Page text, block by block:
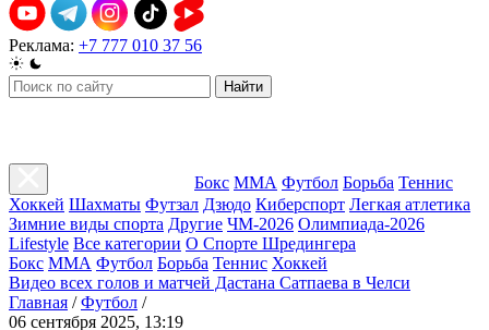
Реклама: +7 777 010 37 56
Найти
Бокс ММА Футбол Борьба Теннис
Хоккей Шахматы Футзал Дзюдо Киберспорт Легкая атлетика
Зимние виды спорта Другие ЧМ-2026 Олимпиада-2026
Lifestyle Все категории О Спорте Шредингера
Бокс ММА Футбол Борьба Теннис Хоккей
Видео всех голов и матчей Дастана Сатпаева в Челси
Главная / Футбол /
06 сентября 2025, 13:19